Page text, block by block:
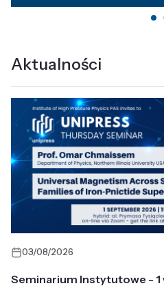
Aktualności
03/08/2026
Seminarium Instytutowe -